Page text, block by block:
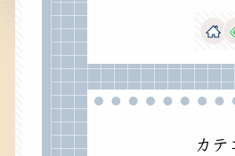
カテ